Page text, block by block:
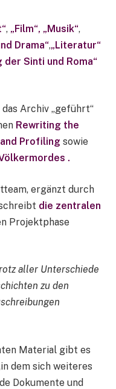
, „Film“, „Musik“,
Drama“,„Literatur“
Sinti und Roma“
Archiv „geführt“
Rewriting the
Profiling sowie
.
ergänzt durch
die zentralen
Projektphase
aller Unterschiede
zu den
Material gibt es
dem sich weiteres
Dokumente und